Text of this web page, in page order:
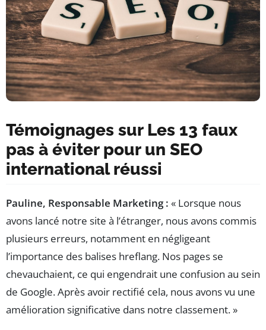
Témoignages sur Les 13 faux
pas à éviter pour un SEO
international réussi
Pauline, Responsable Marketing : « Lorsque nous
avons lancé notre site à l’étranger, nous avons commis
plusieurs erreurs, notamment en négligeant
l’importance des balises hreflang. Nos pages se
chevauchaient, ce qui engendrait une confusion au sein
de Google. Après avoir rectifié cela, nous avons vu une
amélioration significative dans notre classement. »